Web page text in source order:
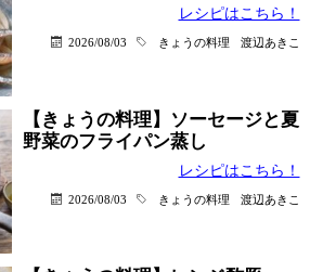
レシピはこちら！
2026/08/03 きょうの料理 渡辺あきこ
【きょうの料理】ソーセージと夏
野菜のフライパン蒸し
レシピはこちら！
2026/08/03 きょうの料理 渡辺あきこ